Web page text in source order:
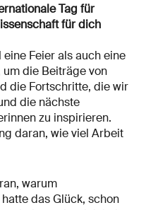
Tag für
für dich
Feier als auch eine
um die Beiträge von
die Fortschritte, die wir
die nächste
zu inspirieren.
daran, wie viel Arbeit
warum
das Glück, schon